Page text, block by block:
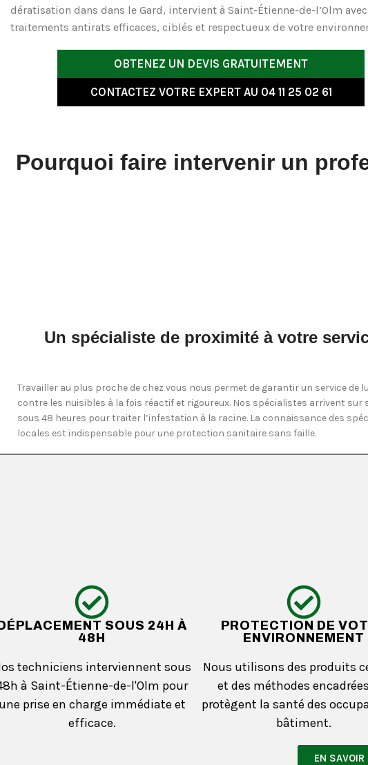
dératisation dans dans le Gard, intervient à Saint-Étienne-de-l’Olm
traitements antirats efficaces, ciblés et respectueux de votre
OBTENEZ UN DEVIS GRATUITEMENT
CONTACTEZ VOTRE EXPERT AU 04 11 25 02 61
Pourquoi faire intervenir un
Un spécialiste de proximité à votre
Travailler au plus proche de chez vous nous permet de garantir un service de
contre les nuisibles à la fois réactif et rigoureux. Nos spécialistes arrivent sur
sous 48 heures pour traiter l’infestation à la racine. La connaissance des
locales est indispensable pour une protection sanitaire sans faille.
SOUS 24H À
48H
techniciens interviennent sous
à Saint-Étienne-de-l'Olm pour
prise en charge immédiate et
efficace.
PROTECTION DE
ENVIRONNEMENT
Nous utilisons des produits
et des méthodes
protègent la santé des
bâtiment.
EN SAVOIR